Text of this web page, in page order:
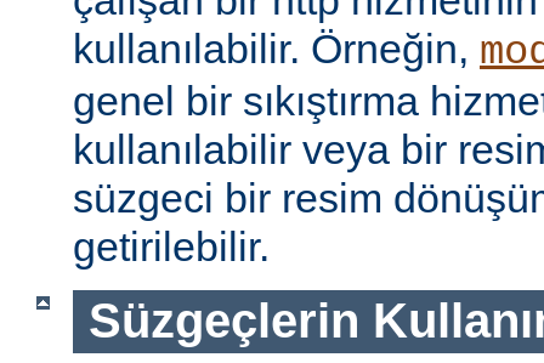
kullanılabilir. Örneğin,
genel bir sıkıştırma
kullanılabilir veya bir
süzgeci bir resim
getirilebilir.
Süzgeçlerin